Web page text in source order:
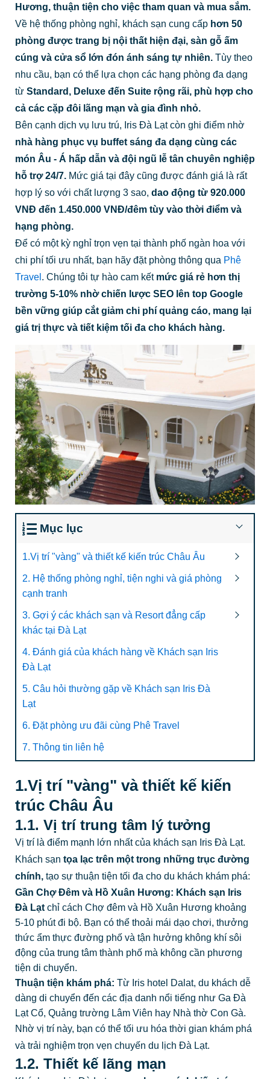
Hương, thuận tiện cho việc tham quan và mua sắm.
Về hệ thống phòng nghỉ, khách sạn cung cấp hơn 50
phòng được trang bị nội thất hiện đại, sàn gỗ ấm
cúng và cửa sổ lớn đón ánh sáng tự nhiên.Tùy theo
nhu cầu, bạn có thể lựa chọn các hạng phòng đa dạng
từ Standard, Deluxe đến Suite rộng rãi, phù hợp cho
cả các cặp đôi lãng mạn và gia đình nhỏ.
Bên cạnh dịch vụ lưu trú, Iris Đà Lạt còn ghi điểm nhờ
nhà hàng phục vụ buffet sáng đa dạng cùng các
món Âu - Á hấp dẫn và đội ngũ lễ tân chuyên nghiệp
hỗ trợ 24/7.Mức giá tại đây cũng được đánh giá là rất
hợp lý so với chất lượng 3 sao, dao động từ 920.000
VNĐ đến 1.450.000 VNĐ/đêm tùy vào thời điểm và
hạng phòng.
Để có một kỳ nghỉ trọn vẹn tại thành phố ngàn hoa với
chi phí tối ưu nhất, bạn hãy đặt phòng thông qua Phê
Travel . Chúng tôi tự hào cam kết mức giá rẻ hơn thị
trường 5-10% nhờ chiến lược SEO lên top Google
bền vững giúp cắt giảm chi phí quảng cáo, mang lại
giá trị thực và tiết kiệm tối đa cho khách hàng.
Mục lục
1.Vị trí "vàng" và thiết kế kiến trúc Châu Âu
2. Hệ thống phòng nghỉ, tiện nghi và giá phòng
cạnh tranh
3. Gợi ý các khách sạn và Resort đẳng cấp
khác tại Đà Lạt
4. Đánh giá của khách hàng về Khách sạn Iris
Đà Lạt
5. Câu hỏi thường gặp về Khách sạn Iris Đà
Lạt
6. Đặt phòng ưu đãi cùng Phê Travel
7. Thông tin liên hệ
1.Vị trí "vàng" và thiết kế kiến
trúc Châu Âu
1.1. Vị trí trung tâm lý tưởng
Vị trí là điểm mạnh lớn nhất của khách sạn Iris Đà Lạt.
Khách sạn tọa lạc trên một trong những trục đường
chính,tạo sự thuận tiện tối đa cho du khách khám phá:
Gần Chợ Đêm và Hồ Xuân Hương: Khách sạn Iris
Đà Lạtchỉ cách Chợ đêm và Hồ Xuân Hương khoảng
5-10 phút đi bộ. Bạn có thể thoải mái dạo chơi, thưởng
thức ẩm thực đường phố và tận hưởng không khí sôi
động của trung tâm thành phố mà không cần phương
tiện di chuyển.
Thuận tiện khám phá: Từ Iris hotel Dalat, du khách dễ
dàng di chuyển đến các địa danh nổi tiếng như Ga Đà
Lạt Cổ, Quảng trường Lâm Viên hay Nhà thờ Con Gà.
Nhờ vị trí này, bạn có thể tối ưu hóa thời gian khám phá
và trải nghiệm trọn vẹn chuyến du lịch Đà Lạt.
1.2. Thiết kế lãng mạn